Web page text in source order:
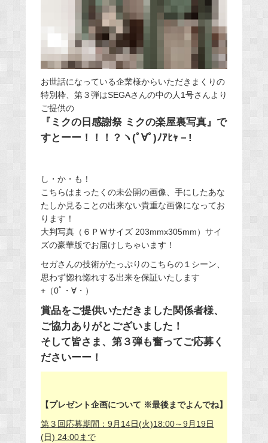
お世話になっている企業様からいただきまくりの
特別枠、第３弾はSEGAさんの中の人1号さんより
ご提供の
『ミクの日感謝祭 ミクの楽屋裏写真』で
すとーー！！！？ヽ(ﾟ∀ﾟ)ﾉｱﾋｬ－!
し・か・も！
こちらはまったくの未公開の画像、手にしたあな
たしか見ることの出来ない貴重な画像になってお
ります！
大判写真（６ＰＷサイズ 203mmx305mm）サイ
ズの豪華版でお届けしちゃいます！
セガさんの技術がたっぷりのこちらの１シーン、
思わず惚れ惚れする出来を保証いたします
+（0ﾟ・∀・）
賞品をご提供いただきました関係者様、
ご協力ありがとございました！
そして皆さま、第３弾も奮ってご応募く
ださいーー！
【プレゼント企画について ※最後までよんでね】
第３回応募期間：9月14日(火)18:00～9月19日
(日) 24:00まで